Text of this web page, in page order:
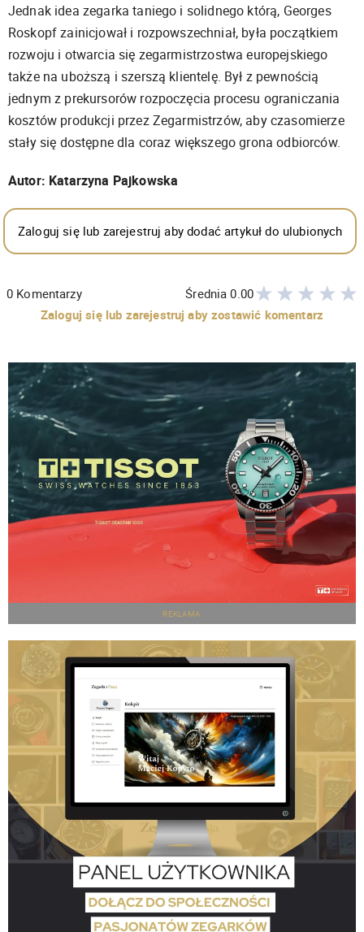
Jednak idea zegarka taniego i solidnego którą, Georges
Roskopf zainicjował i rozpowszechniał, była początkiem
rozwoju i otwarcia się zegarmistrzostwa europejskiego
także na uboższą i szerszą klientelę. Był z pewnością
jednym z prekursorów rozpoczęcia procesu ograniczania
kosztów produkcji przez Zegarmistrzów, aby czasomierze
stały się dostępne dla coraz większego grona odbiorców.
Autor: Katarzyna Pajkowska
Zaloguj się lub zarejestruj aby dodać artykuł do ulubionych
0 Komentarzy Średnia0.00
Zaloguj się lub zarejestruj aby zostawić komentarz
REKLAMA